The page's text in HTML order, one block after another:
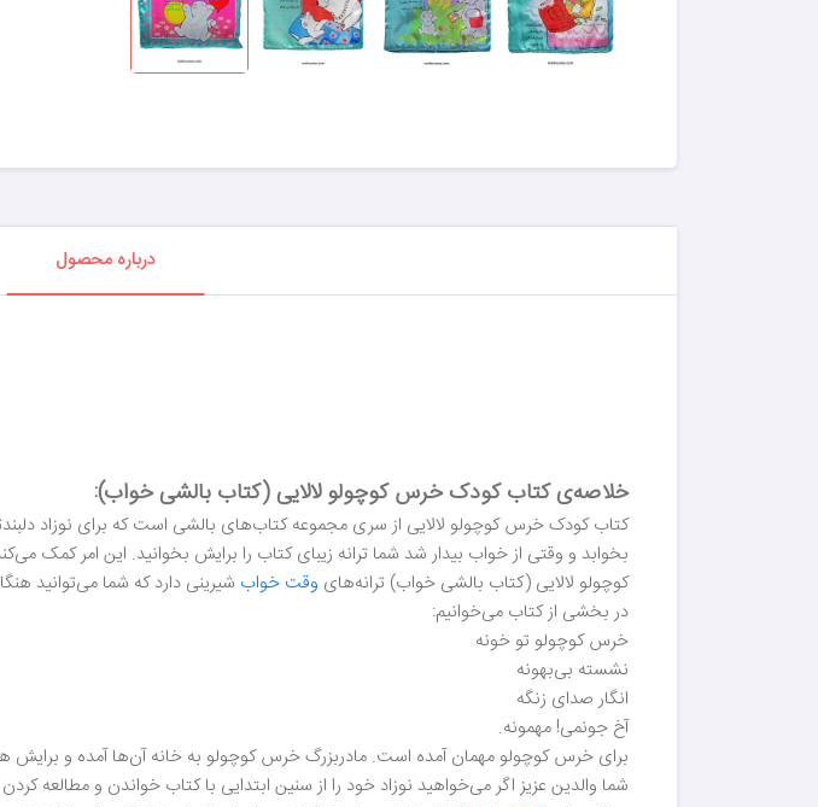
درباره محصول
خلاصه‌ی کتاب کودک خرس کوچولو لالایی (کتاب بالشی خواب):
کتاب کودک خرس کوچولو لالایی از سری مجموعه کتاب‌های بالشی است که برای نوزاد
بخوابد و وقتی از خواب بیدار شد شما ترانه زیبای کتاب را برایش بخوانید. این امر
کوچولو لالایی (کتاب بالشی خواب) ترانه‌های وقت خواب شیرینی دارد که شما می‌توانید
در بخشی از کتاب می‌خوانیم:
خرس کوچولو تو خونه
نشسته بی‌بهونه
انگار صدای زنگه
آخ جونمی! مهمونه.
برای خرس کوچولو مهمان آمده است. مادربزرگ خرس کوچولو به خانه آن‌ها آمده و
شما والدین عزیز اگر می‌خواهید نوزاد خود را از سنین ابتدایی با کتاب خواندن و مطالعه